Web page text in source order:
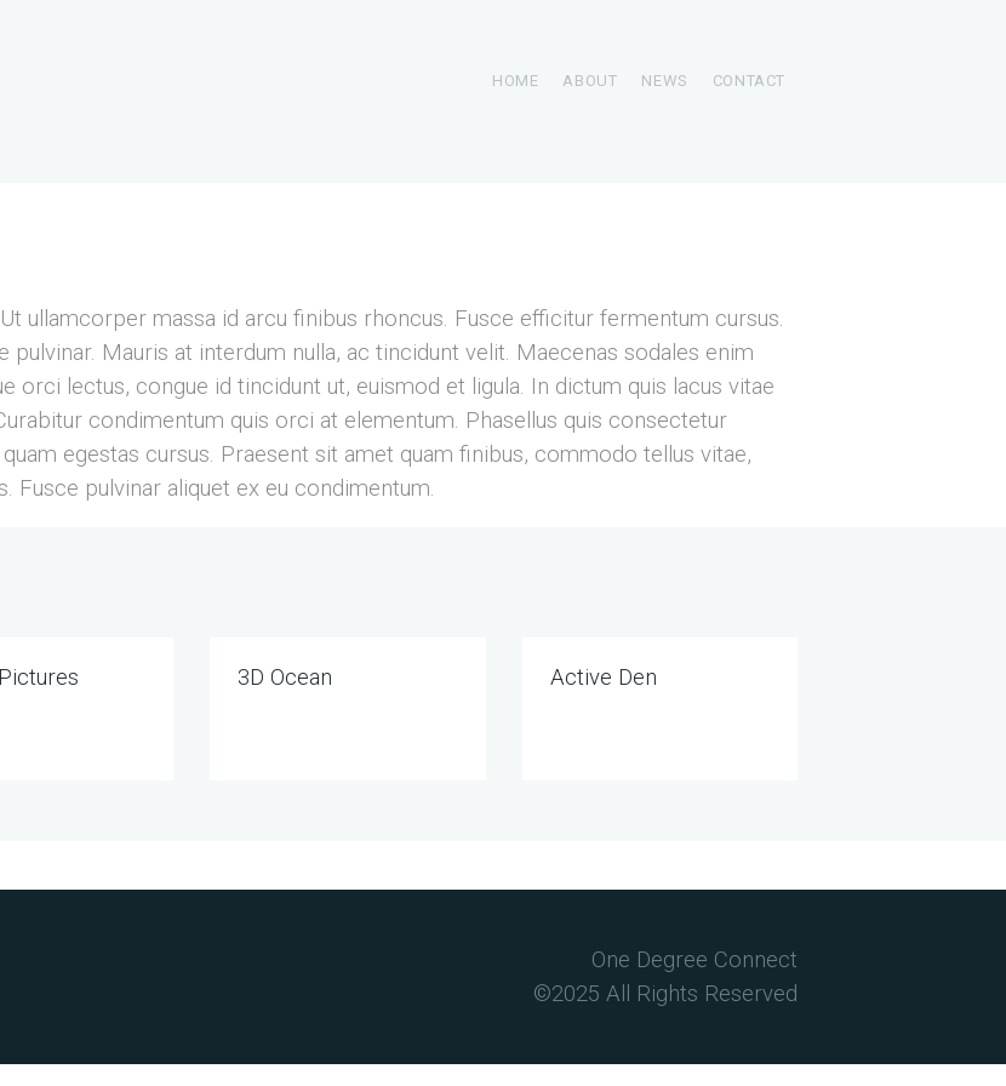
HOME ABOUT NEWS CONTACT
ullamcorper massa id arcu finibus rhoncus. Fusce efficitur fermentum cursus.
pulvinar. Mauris at interdum nulla, ac tincidunt velit. Maecenas sodales enim
orci lectus, congue id tincidunt ut, euismod et ligula. In dictum quis lacus vitae
condimentum quis orci at elementum. Phasellus quis consectetur
egestas cursus. Praesent sit amet quam finibus, commodo tellus vitae,
Fusce pulvinar aliquet ex eu condimentum.
3D Ocean Active Den
One Degree Connect
©2025 All Rights Reserved